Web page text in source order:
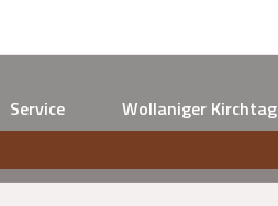
Service Wollaniger Kirchtag